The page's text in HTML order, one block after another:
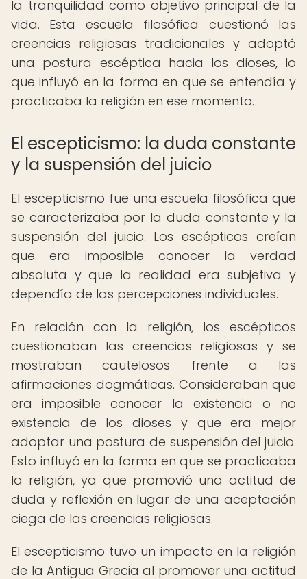
la tranquilidad como objetivo principal de la
vida. Esta escuela filosófica cuestionó las
creencias religiosas tradicionales y adoptó
una postura escéptica hacia los dioses, lo
que influyó en la forma en que se entendía y
practicaba la religión en ese momento.
El escepticismo: la duda constante
y la suspensión del juicio
El escepticismo fue una escuela filosófica que
se caracterizaba por la duda constante y la
suspensión del juicio. Los escépticos creían
que era imposible conocer la verdad
absoluta y que la realidad era subjetiva y
dependía de las percepciones individuales.
En relación con la religión, los escépticos
cuestionaban las creencias religiosas y se
mostraban cautelosos frente a las
afirmaciones dogmáticas. Consideraban que
era imposible conocer la existencia o no
existencia de los dioses y que era mejor
adoptar una postura de suspensión del juicio.
Esto influyó en la forma en que se practicaba
la religión, ya que promovió una actitud de
duda y reflexión en lugar de una aceptación
ciega de las creencias religiosas.
El escepticismo tuvo un impacto en la religión
de la Antigua Grecia al promover una actitud